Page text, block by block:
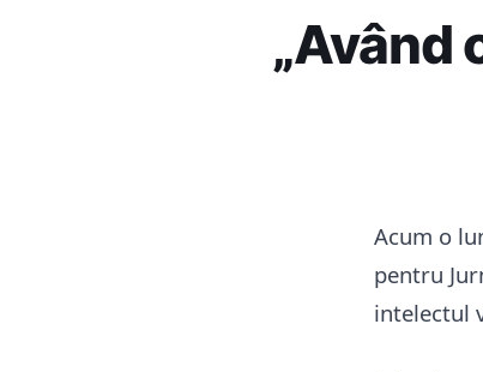
„Având
Acum o
pentru
intelectul